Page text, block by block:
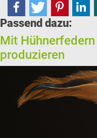
Passend dazu:
Mit
produzieren